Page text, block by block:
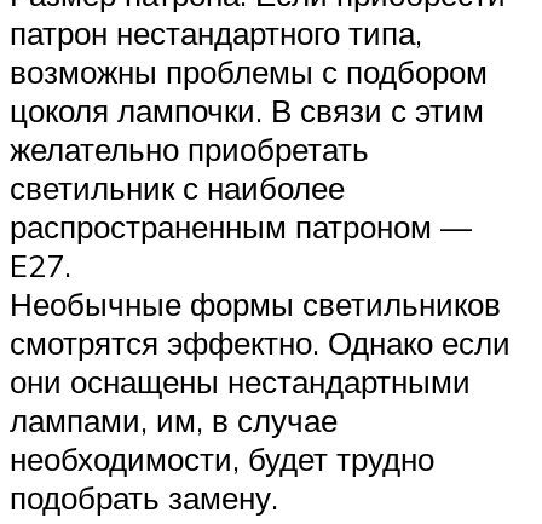
патрон нестандартного типа,
возможны проблемы с подбором
цоколя лампочки. В связи с этим
желательно приобретать
светильник с наиболее
распространенным патроном —
E27.
Необычные формы светильников
смотрятся эффектно. Однако если
они оснащены нестандартными
лампами, им, в случае
необходимости, будет трудно
подобрать замену.